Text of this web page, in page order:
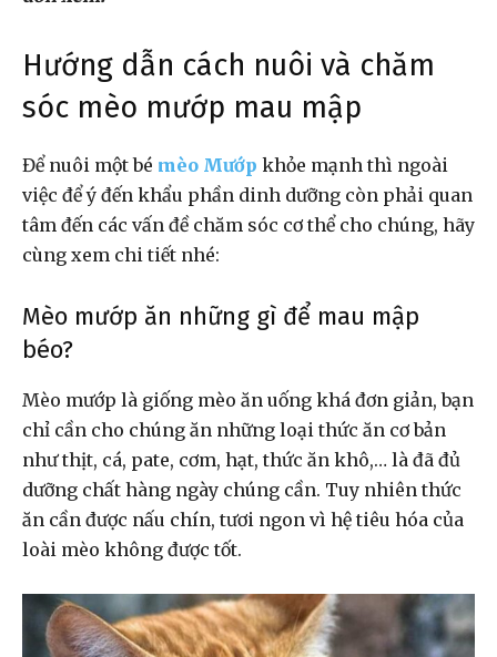
Hướng dẫn cách nuôi và chăm
sóc mèo mướp mau mập
Để nuôi một bé mèo Mướp khỏe mạnh thì ngoài
việc để ý đến khẩu phần dinh dưỡng còn phải quan
tâm đến các vấn đề chăm sóc cơ thể cho chúng, hãy
cùng xem chi tiết nhé:
Mèo mướp ăn những gì để mau mập
béo?
Mèo mướp là giống mèo ăn uống khá đơn giản, bạn
chỉ cần cho chúng ăn những loại thức ăn cơ bản
như thịt, cá, pate, cơm, hạt, thức ăn khô,… là đã đủ
dưỡng chất hàng ngày chúng cần. Tuy nhiên thức
ăn cần được nấu chín, tươi ngon vì hệ tiêu hóa của
loài mèo không được tốt.